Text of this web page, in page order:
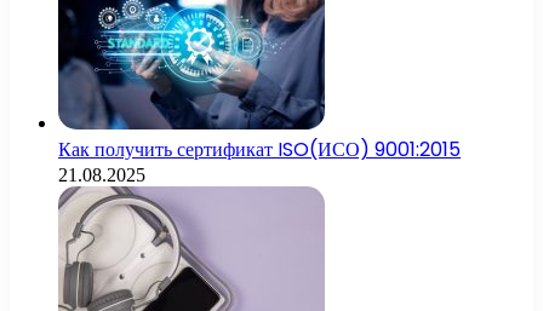
Как получить сертификат ISO(ИСО) 9001:2015
21.08.2025